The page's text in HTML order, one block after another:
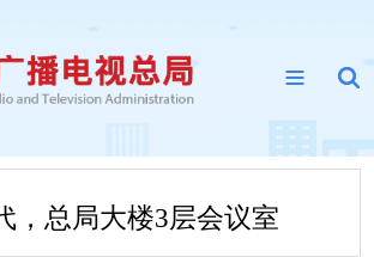
，总局大楼3层会议室